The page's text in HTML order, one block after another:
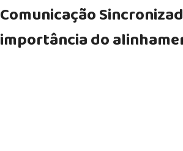
Comunicação
importância do